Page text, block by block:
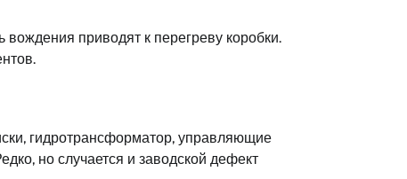
приводят к перегреву коробки.
гидротрансформатор, управляющие
но случается и заводской дефект